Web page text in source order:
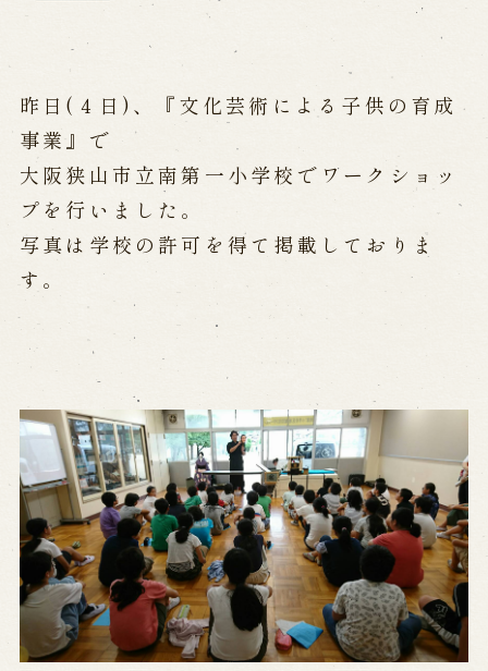
公演カレンダー
開催中の公演
近日開催の公演
出張公演
海外旅行客向け特別公演「くにうみ」
歴史
淡路島と国生み神話
淡路人形浄瑠璃の歴史
淡路人形独自の演目
淡路人形の広がり
南あわじ市の伝統芸能
ご利用案内
営業日時・料金 アクセス 館内のご案内
昨日(４日)、『文化芸術による子供の育成
事業』で
大阪狭山市立南第一小学校でワークショッ
プを行いました。
写真は学校の許可を得て掲載しておりま
す。